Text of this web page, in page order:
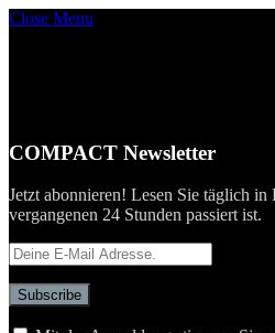
Close Menu
COMPACT Newsletter
Jetzt abonnieren! Lesen Sie täglich
vergangenen 24 Stunden passiert ist.